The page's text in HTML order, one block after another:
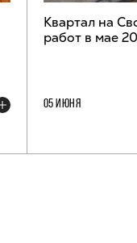
Квартал на
работ в мае
05 ИЮНЯ